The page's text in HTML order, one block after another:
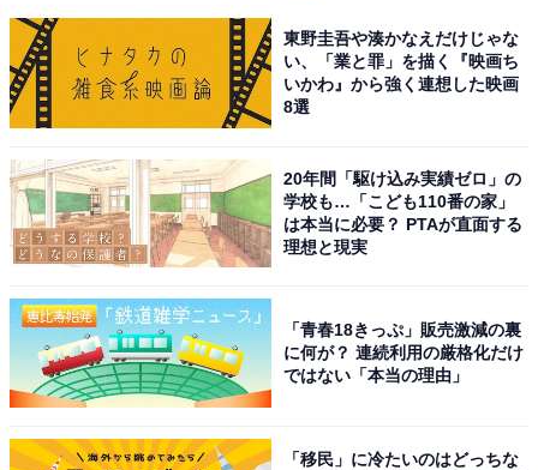
View this post on Instagram
A post shared by EAT HAPPY - freshly made smiles (@eathappy)
ていました。気になるこの赤さはビーツによるもの、と
東野圭吾や湊かなえだけじゃな
い、「業と罪」を描く『映画ち
いかわ』から強く連想した映画
8選
20年間「駆け込み実績ゼロ」の
学校も…「こども110番の家」
は本当に必要？ PTAが直面する
理想と現実
「青春18きっぷ」販売激減の裏
に何が？ 連続利用の厳格化だけ
ではない「本当の理由」
「移民」に冷たいのはどっちな